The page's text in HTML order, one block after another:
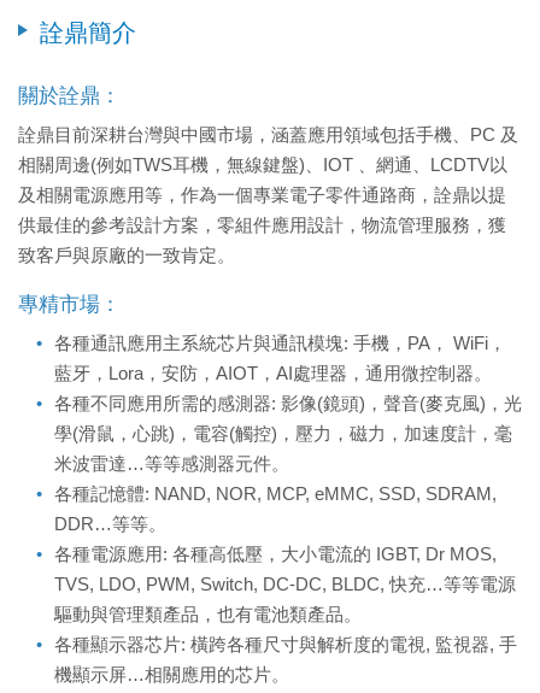
詮鼎簡介
關於詮鼎：
詮鼎目前深耕台灣與中國市場，涵蓋應用領域包括手機、 PC 及
相關周邊(例如TWS耳機，無線鍵盤) IOT 、網通、 LCDTV以
及相關電源應用等，作為一個專業電子零件通路商，詮鼎以提
供最佳的參考設計方案，零組件應用設計，物流管理服務，獲
致客戶與原廠的一致肯定。
專精市場：
各種通訊應用主系統芯片與通訊模塊: 手機，PA， WiFi，
藍牙，Lora，安防，AIOT，AI處理器，通用微控制器。
各種不同應用所需的感測器: 影像(鏡頭)，聲音(麥克風)，光
學(滑鼠，心跳)，電容(觸控)，壓力，磁力，加速度計，毫
米波雷達…等等感測器元件。
各種記憶體: NAND, NOR, MCP, eMMC, SSD, SDRAM,
DDR…等等。
各種電源應用: 各種高低壓，大小電流的 IGBT, Dr MOS,
TVS, LDO, PWM, Switch, DC-DC, BLDC, 快充…等等電源
驅動與管理類產品，也有電池類產品。
各種顯示器芯片: 橫跨各種尺寸與解析度的電視, 監視器, 手
機顯示屏…相關應用的芯片。